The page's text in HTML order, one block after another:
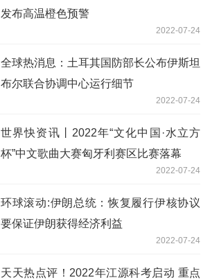
发布高温橙色预警
2022-07-24
全球热消息：土耳其国防部长公布伊斯坦
布尔联合协调中心运行细节
2022-07-24
世界快资讯丨2022年“文化中国·水立方
杯”中文歌曲大赛匈牙利赛区比赛落幕
2022-07-24
环球滚动:伊朗总统：恢复履行伊核协议
要保证伊朗获得经济利益
2022-07-24
天天热点评！2022年江源科考启动 重点